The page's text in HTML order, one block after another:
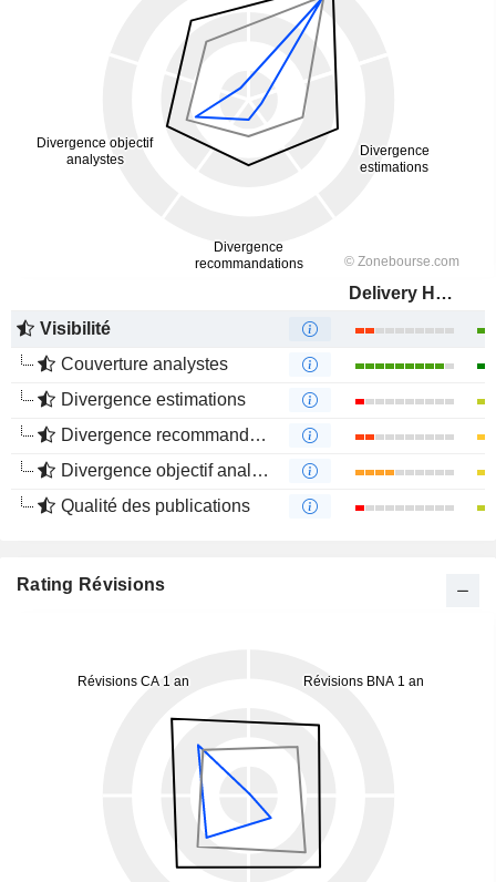
Delivery Hero SE
Visibilité
Couverture analystes
Divergence estimations
Divergence recommandations analystes
Divergence objectif analystes
Qualité des publications
Rating Révisions